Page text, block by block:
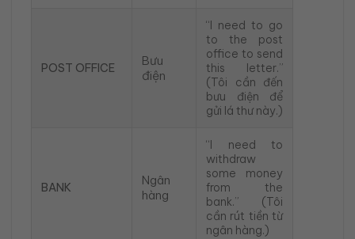
POST OFFICE
Bưu
điện
“I need to go
to the post
office to send
this letter.”
(Tôi cần đến
bưu điện để
gửi lá thư này.)
BANK
Ngân
hàng
“I need to
withdraw
some money
from the
bank.” (Tôi
cần rút tiền từ
ngân hàng.)